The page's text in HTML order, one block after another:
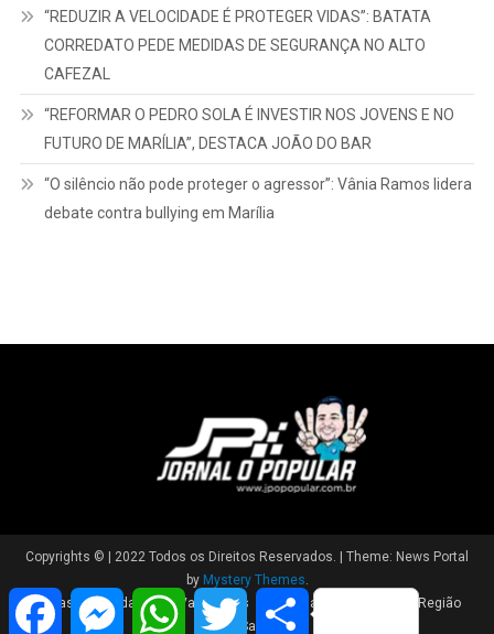
“REDUZIR A VELOCIDADE É PROTEGER VIDAS”: BATATA
CORREDATO PEDE MEDIDAS DE SEGURANÇA NO ALTO
CAFEZAL
“REFORMAR O PEDRO SOLA É INVESTIR NOS JOVENS E NO
FUTURO DE MARÍLIA”, DESTACA JOÃO DO BAR
“O silêncio não pode proteger o agressor”: Vânia Ramos lidera
debate contra bullying em Marília
Copyrights © | 2022 Todos os Direitos Reservados. | Theme: News Portal
by Mystery Themes
Brasil
Cidade Variedades Polícia
Região
Saúde
FacebookMessengerWhatsAppTwitter Share